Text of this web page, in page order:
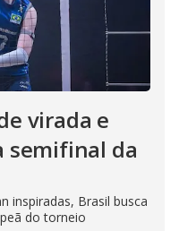
virada e
semifinal da
inspiradas, Brasil busca
do torneio